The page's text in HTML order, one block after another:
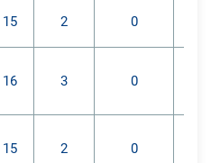
15 2 0
16 3 0
15 2 0